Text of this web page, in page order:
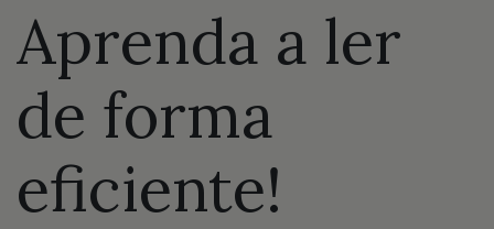
Aprenda a ler
de forma
eficiente!